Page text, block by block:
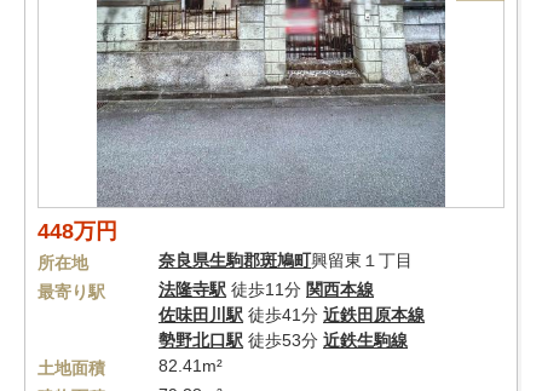
448万円
所在地 奈良県生駒郡斑鳩町興留東１丁目
最寄り駅
法隆寺駅 徒歩11分 関西本線
佐味田川駅 徒歩41分 近鉄田原本線
勢野北口駅 徒歩53分 近鉄生駒線
土地面積
82.41m²